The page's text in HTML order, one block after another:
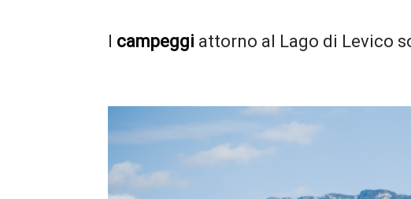
I campeggi attorno al Lago di Levico